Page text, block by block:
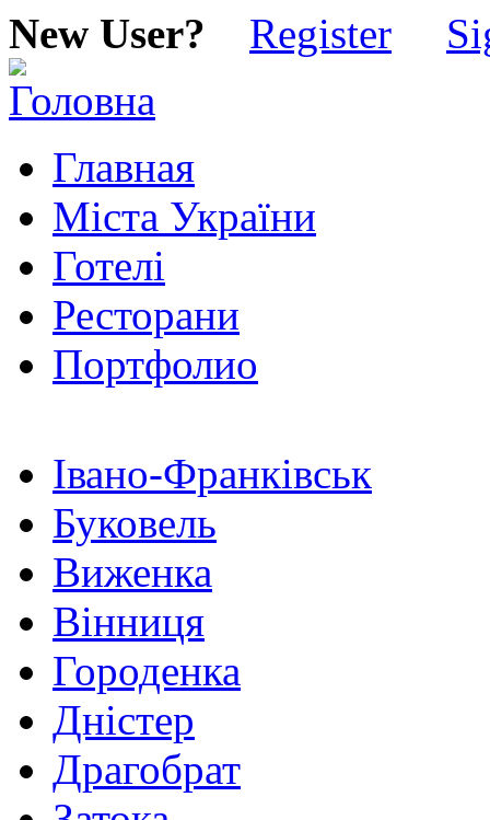
New User? Register
Главная
Міста України
Готелі
Ресторани
Портфолио
Івано-Франківськ
Буковель
Виженка
Вінниця
Городенка
Дністер
Драгобрат